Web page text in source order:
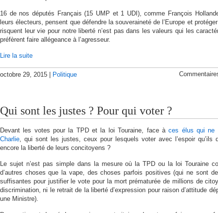
16 de nos députés Français (15 UMP et 1 UDI), comme François
leurs électeurs, pensent que défendre la souveraineté de l’Europe et
risquent leur vie pour notre liberté n’est pas dans les valeurs qui les
préfèrent faire allégeance à l’agresseur.
Lire la suite
octobre 29, 2015 | Politique
Qui sont les justes ? Pour qui voter ?
Devant les votes pour la TPD et la loi Touraine, face àces élus qui ne
Charlie, qui sont les justes, ceux pour lesquels voter avec l’espoir qu’ils
encore la liberté de leurs concitoyens ?
Le sujet n’est pas simple dans la mesure où la TPD ou la loi Touraine
d’autres choses que la vape, des choses parfois positives (qui ne sont
suffisantes pour justifier le vote pour la mort prématurée de millions de
discrimination, ni le retrait de la liberté d’expression pour raison d’attitude
une Ministre).